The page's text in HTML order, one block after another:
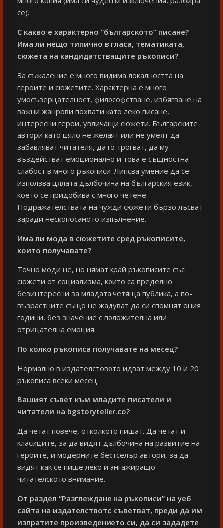
се).
С какво е характерно “българското” писане?
Има ли нещо типично в гласа, тематиката,
сюжета на кандидатстващите ръкописи?
За съжаление е много видима локалността на
героите и сюжетите. Характерна е много
умосъзерцателност, философстване, избягване на
важни жанрови похвати като леко писане,
интересни герои, увличащи сюжети. Българските
автори като цяло не желаят или не умеят да
забавляват читателя, да го трогват, да му
въздействат емоционално и това е същностна
слабост в много ръкописи. Липсва умение да се
използва цялата дълбочина на българския език,
което се придобива с много четене.
Подражателствата на чужди сюжети бързо лъсват
заради нескопосаното изпълнение.
Има ли мода в сюжетите сред ръкописите,
които получавате?
Точно моди не, но нямат край ръкописите със
сюжети от социализма, които са пределно
безинтересни за младата четяща публика, а по-
възрастните също не жадуват да си спомнят ония
години, без значение с положителна или
отрицателна емоция.
По колко ръкописа получавате на месец?
Нормално в издателстовото идват между 10 и 20
ръкописа всеки месец.
Вашият съвет към младите писатели и
читатели на bgstoryteller.co?
Да четат повече, отколкото пишат. Да четат и
класиците, за да видят дълбочина на развитие на
героите, и модерните бестселър автори, за да
видят как се пише леко и ангажиращо
читателското внимание.
От раздел “Разглеждане на ръкописи” на уеб
сайта на издателството съветват, преди да им
изпратите произведението си, да си зададете